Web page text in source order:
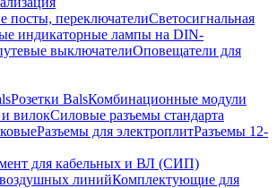
посты, переключателиСветосигнальная
индикаторные лампы на DIN-
выключателиОповещатели для
Розетки BalsКомбинационные модули
и вилокСиловые разъемы стандарта
Разъемы для электроплитРазъемы 12-
для кабельных и ВЛ (СИП)
линийКомплектующие для